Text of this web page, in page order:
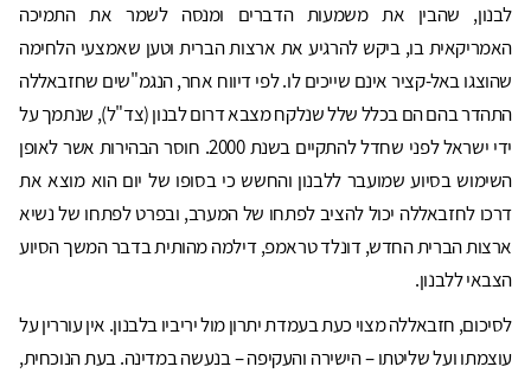
לבנון, שהבין את משמעות הדברים ומנסה לשמר את התמיכה
האמריקאית בו, ביקש להרגיע את ארצות הברית וטען שאמצעי הלחימה
שהוצגו באל-קציר אינם שייכים לו. לפי דיווח אחר, הנגמ"שים שחזבאללה
התהדר בהם הם בכלל שלל שנלקח מצבא דרום לבנון (צד"ל), שנתמך על
ידי ישראל לפני שחדל להתקיים בשנת 2000. חוסר הבהירות אשר לאופן
השימוש בסיוע שמועבר ללבנון והחשש כי בסופו של יום הוא מוצא את
דרכו לחזבאללה יכול להציב לפתחו של המערב, ובפרט לפתחו של נשיא
ארצות הברית החדש, דונלד טראמפ, דילמה מהותית בדבר המשך הסיוע
הצבאי ללבנון.
לסיכום, חזבאללה מצוי כעת בעמדת יתרון מול יריביו בלבנון. אין עוררין על
עוצמתו ועל שליטתו – הישירה והעקיפה – בנעשה במדינה. בעת הנוכחית,